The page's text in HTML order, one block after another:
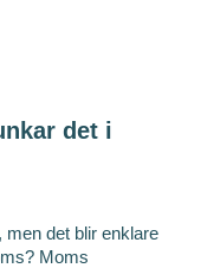
det i
det blir enklare
Moms